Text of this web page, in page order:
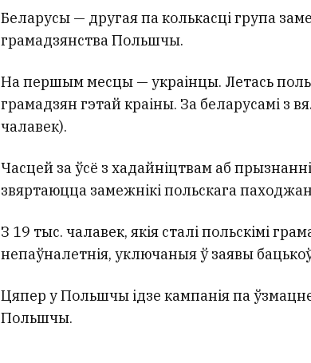
Беларусы — другая па колькасці група
грамадзянства Польшчы.
На першым месцы — украінцы. Летась
грамадзян гэтай краіны. За беларусамі з
чалавек).
Часцей за ўсё з хадайніцтвам аб
звяртаюцца замежнікі польскага
З 19 тыс. чалавек, якія сталі польскімі
непаўналетнія, уключаныя ў заявы
Цяпер у Польшчы ідзе кампанія па
Польшчы.